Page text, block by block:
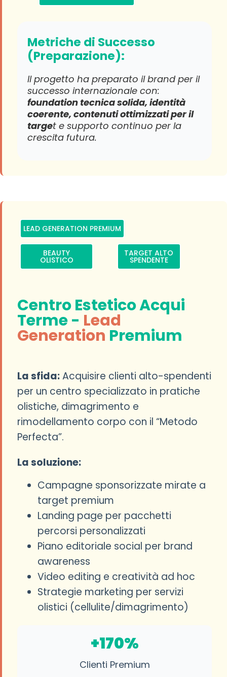
Metriche di Successo
(Preparazione):
Il progetto ha preparato il brand per il
successo internazionale con:
foundation tecnica solida, identità
coerente, contenuti ottimizzati per il
target e supporto continuo per la
crescita futura.
LEAD GENERATION PREMIUM
BEAUTY
OLISTICO
TARGET ALTO
SPENDENTE
Centro Estetico Acqui
Terme - Lead
Generation Premium
La sfida:Acquisire clienti alto-spendenti
per un centro specializzato in pratiche
olistiche, dimagrimento e
rimodellamento corpo con il “Metodo
Perfecta”.
La soluzione:
Campagne sponsorizzate mirate a
target premium
Landing page per pacchetti
percorsi personalizzati
Piano editoriale social per brand
awareness
Video editing e creatività ad hoc
Strategie marketing per servizi
olistici (cellulite/dimagrimento)
+170%
Clienti Premium